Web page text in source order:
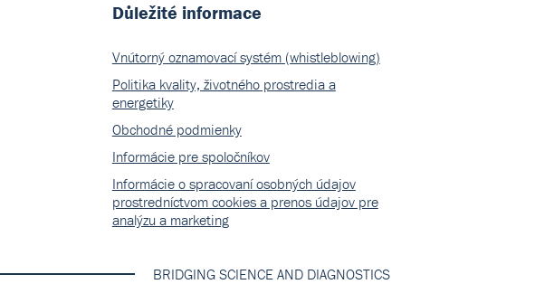
Důležité informace
Vnútorný oznamovací systém (whistleblowing)
Politika kvality, životného prostredia a
energetiky
Obchodné podmienky
Informácie pre spoločníkov
Informácie o spracovaní osobných údajov
prostredníctvom cookies a prenos údajov pre
analýzu a marketing
BRIDGING SCIENCE AND DIAGNOSTICS